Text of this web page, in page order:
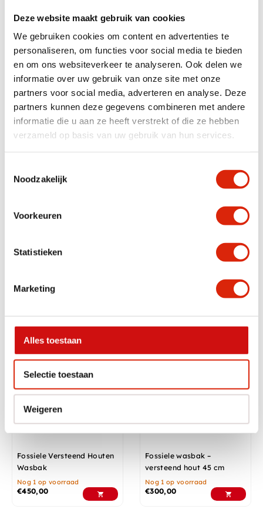
Deze website maakt gebruik van cookies
We gebruiken cookies om content en advertenties te
personaliseren, om functies voor social media te bieden
en om ons websiteverkeer te analyseren. Ook delen we
informatie over uw gebruik van onze site met onze
partners voor social media, adverteren en analyse. Deze
partners kunnen deze gegevens combineren met andere
informatie die u aan ze heeft verstrekt of die ze hebben
verzameld op basis van uw gebruik van hun services.
Noodzakelijk
Voorkeuren
Statistieken
Marketing
Alles toestaan
Selectie toestaan
Weigeren
Specificaties
Houtsoort Versteend hout
Breedte 51 – 100 cm
Anderen bekeken ook
Wasbak – Ovaal
Fossiele Versteend Houten
Wasbak
Nog 1 op voorraad
€450,00
Fossiele wasbak –
versteend hout 45 cm
Nog 1 op voorraad
€300,00